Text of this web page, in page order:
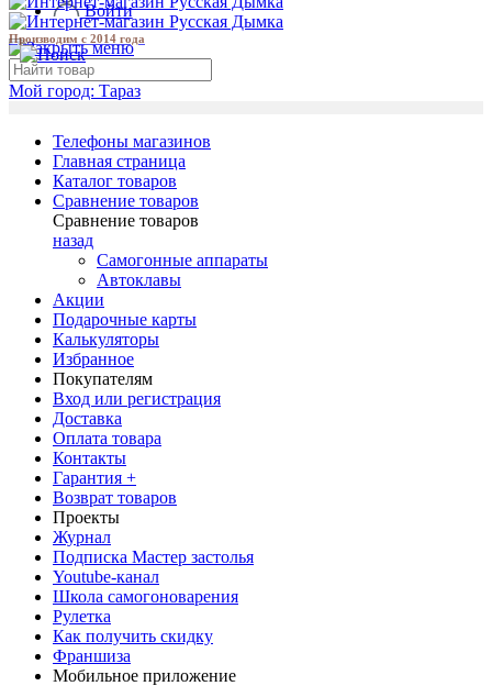
Войти
Производим с 2014 года
Мой город: Тараз
Телефоны магазинов
Главная страница
Каталог товаров
Сравнение товаров
Сравнение товаров
назад
Самогонные аппараты
Автоклавы
Акции
Подарочные карты
Калькуляторы
Избранное
Покупателям
Вход или регистрация
Доставка
Оплата товара
Контакты
Гарантия +
Возврат товаров
Проекты
Журнал
Подписка Мастер застолья
Youtube-канал
Школа самогоноварения
Рулетка
Как получить скидку
Франшиза
Мобильное приложение